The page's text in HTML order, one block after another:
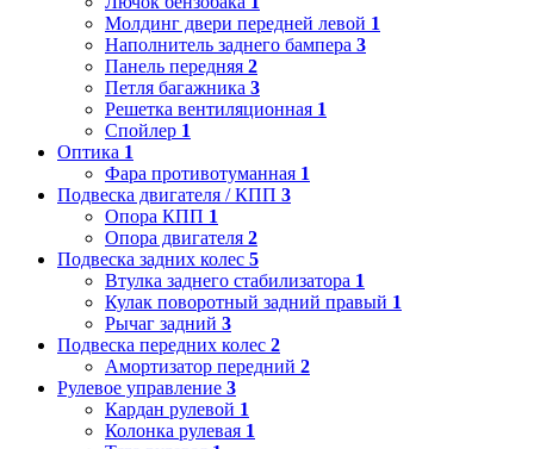
Молдинг двери передней левой 1
Наполнитель заднего бампера 3
Панель передняя 2
Петля багажника 3
Решетка вентиляционная 1
Спойлер 1
Оптика 1
Фара противотуманная 1
Подвеска двигателя / КПП 3
Опора КПП 1
Опора двигателя 2
Подвеска задних колес 5
Втулка заднего стабилизатора 1
Кулак поворотный задний правый 1
Рычаг задний 3
Подвеска передних колес 2
Амортизатор передний 2
Рулевое управление 3
Кардан рулевой 1
Колонка рулевая 1